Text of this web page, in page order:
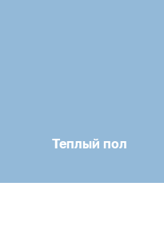
Теплый пол